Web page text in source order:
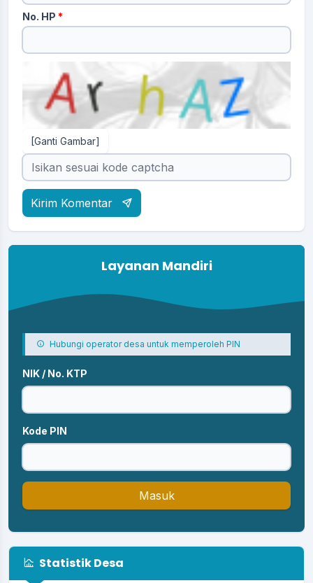
No. HP *
[Ganti Gambar]
Kirim Komentar
Layanan Mandiri
Hubungi operator desa untuk memperoleh PIN
NIK / No. KTP
Kode PIN
Masuk
Statistik Desa